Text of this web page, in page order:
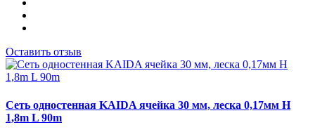
Оставить отзыв
Сеть одностенная KAIDA ячейка 30 мм, леска 0,17мм Н
1,8m L 90m